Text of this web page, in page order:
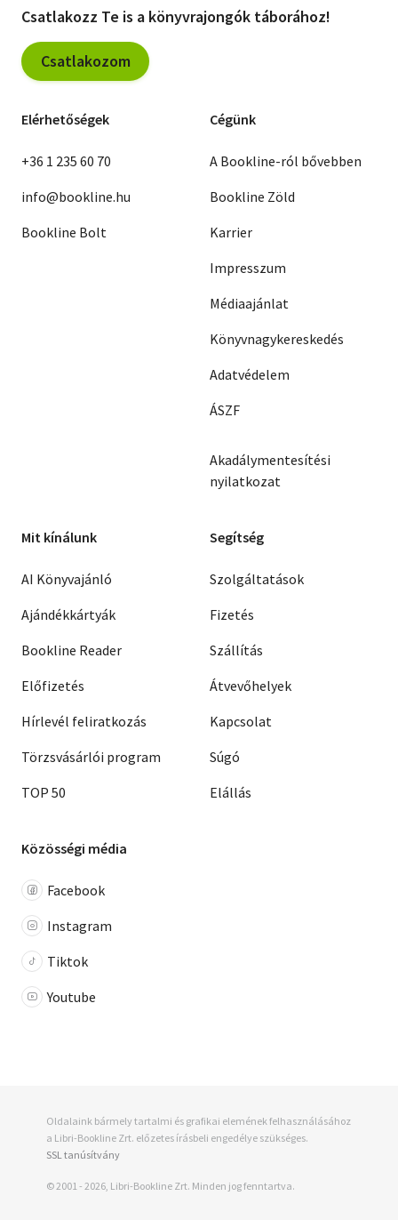
Csatlakozz Te is a könyvrajongók táborához!
Csatlakozom
Elérhetőségek
+36 1 235 60 70
info@bookline.hu
Bookline Bolt
Cégünk
A Bookline-ról bővebben
Bookline Zöld
Karrier
Impresszum
Médiaajánlat
Könyvnagykereskedés
Adatvédelem
ÁSZF
Akadálymentesítési
nyilatkozat
Mit kínálunk
AI Könyvajánló
Ajándékkártyák
Bookline Reader
Előfizetés
Hírlevél feliratkozás
Törzsvásárlói program
TOP 50
Segítség
Szolgáltatások
Fizetés
Szállítás
Átvevőhelyek
Kapcsolat
Súgó
Elállás
Közösségi média
Facebook
Instagram
Tiktok
Youtube
Oldalaink bármely tartalmi és grafikai elemének felhasználásához
a Libri-Bookline Zrt. előzetes írásbeli engedélye szükséges.
SSL tanúsítvány
© 2001 - 2026, Libri-Bookline Zrt. Minden jog fenntartva.